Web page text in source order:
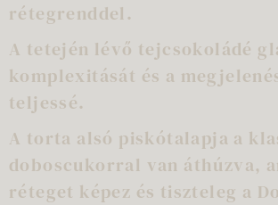
rétegrenddel.
A tetején lévő tejcsokoládé
komplexitását és a
teljessé.
A torta alsó piskótalapja a
doboscukorral van áthúzva,
réteget képez és tiszteleg a